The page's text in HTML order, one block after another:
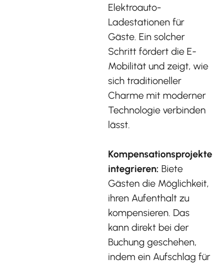
Elektroauto-
Ladestationen für
Gäste. Ein solcher
Schritt fördert die E-
Mobilität und zeigt, wie
sich traditioneller
Charme mit moderner
Technologie verbinden
lässt.
Kompensationsprojekte
integrieren: Biete
Gästen die Möglichkeit,
ihren Aufenthalt zu
kompensieren. Das
kann direkt bei der
Buchung geschehen,
indem ein Aufschlag für